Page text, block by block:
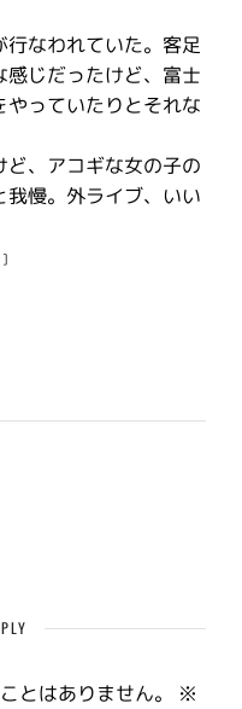
なわれていた。客足
じだったけど、富士
っていたりとそれな
、アコギな女の子の
慢。外ライブ、いい
]
とはありません。
※